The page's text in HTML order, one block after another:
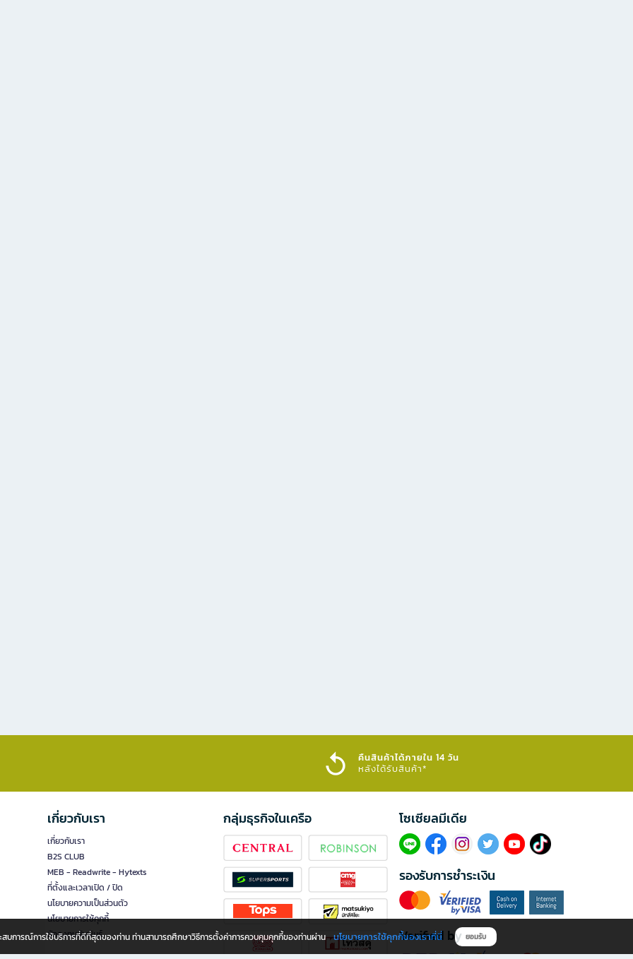
คืนสินค้าได้ภายใน 14 วัน
หลังได้รับสินค้า*
เกี่ยวกับเรา
เกี่ยวกับเรา
B2S CLUB
MEB - Readwrite - Hytexts
ที่ตั้งและเวลาเปิด / ปิด
นโยบายความเป็นส่วนตัว
นโยบายการใช้คุกกี้
นักลงทุนสัมพันธ์
กลุ่มธุรกิจในเครือ โซเซียลมีเดีย​
รองรับการชำระเงิน
Verified by
สบการณ์การใช้บริการที่ดีที่สุดของท่าน ท่านสามารถศึกษาวิธีการตั้งค่าการควบคุมคุกกี้ของท่านผ่าน นโยบายการใช้คุกกี้ของเราที่นี่ ยอมรับ